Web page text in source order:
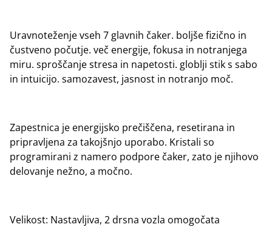
Uravnoteženje vseh 7 glavnih čaker. boljše fizično in
čustveno počutje. več energije, fokusa in notranjega
miru. sproščanje stresa in napetosti. globlji stik s sabo
in intuicijo. samozavest, jasnost in notranjo moč.
Zapestnica je energijsko prečiščena, resetirana in
pripravljena za takojšnjo uporabo. Kristali so
programirani z namero podpore čaker, zato je njihovo
delovanje nežno, a močno.
Velikost: Nastavljiva, 2 drsna vozla omogočata